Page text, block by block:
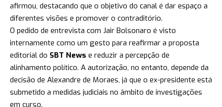
afirmou, destacando que o objetivo do canal é dar espaço a
diferentes visões e promover o contraditório.
O pedido de entrevista com Jair Bolsonaro é visto
internamente como um gesto para reafirmar a proposta
editorial do SBT News e reduzir a percepção de
alinhamento político. A autorização, no entanto, depende da
decisão de Alexandre de Moraes, já que o ex-presidente está
submetido a medidas judiciais no âmbito de investigações
em curso.